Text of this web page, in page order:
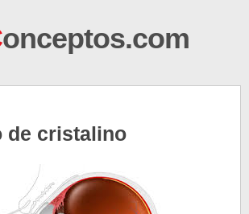
onceptos.com
de cristalino